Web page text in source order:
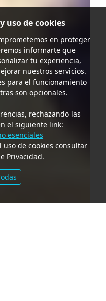
uso de cookies
en proteger
informarte que
tu experiencia,
nuestros servicios.
para el funcionamiento
son opcionales.
rechazando las
el siguiente link:
esenciales
de cookies consultar
Privacidad.